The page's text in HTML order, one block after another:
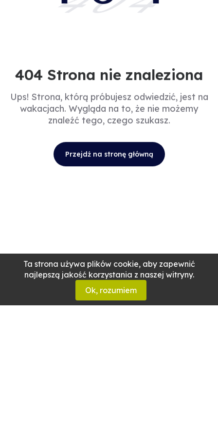
Ta strona używa plików cookie, aby zapewnić
najlepszą jakość korzystania z naszej witryny.
Ok, rozumiem
404 Strona nie znaleziona
Ups! Strona, którą próbujesz odwiedzić, jest na
wakacjach. Wygląda na to, że nie możemy
znaleźć tego, czego szukasz.
Przejdź na stronę główną